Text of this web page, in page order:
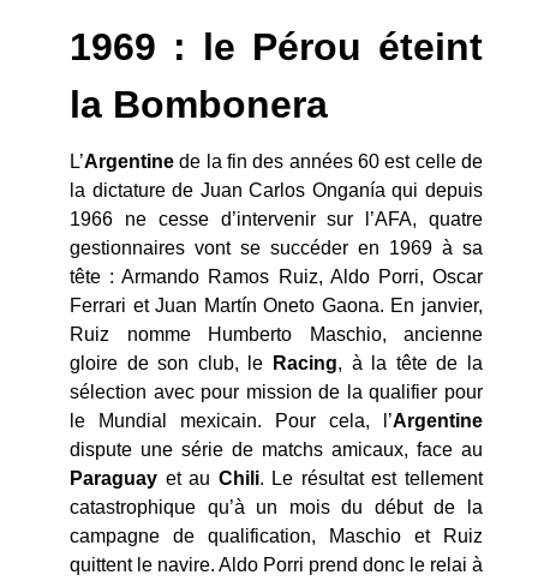
1969 : le Pérou éteint
la Bombonera
L’Argentinede la fin des années 60 est celle de
la dictature de Juan Carlos Onganía qui depuis
1966 ne cesse d’intervenir sur l’AFA, quatre
gestionnaires vont se succéder en 1969 à sa
tête : Armando Ramos Ruiz, Aldo Porri, Oscar
Ferrari et Juan Martín Oneto Gaona. En janvier,
Ruiz nomme Humberto Maschio, ancienne
gloire de son club, le
Racing, à la tête de la
sélection avec pour mission de la qualifier pour
le Mundial mexicain. Pour cela, l’Argentine
dispute une série de matchs amicaux, face au
Paraguay et au Chili. Le résultat est tellement
catastrophique qu’à un mois du début de la
campagne de qualification, Maschio et Ruiz
quittent le navire. Aldo Porri prend donc le relai à